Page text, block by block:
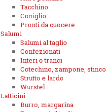
Tacchino
Coniglio
Pronti da cuocere
Salumi
Salumi al taglio
Confezionati
Interi o tranci
Cotechino, zampone, stinco
Strutto e lardo
Wurstel
Latticini
Burro, margarina